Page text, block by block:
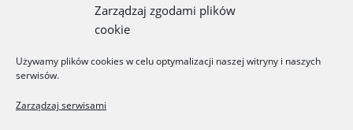
Zarządzaj zgodami plików
cookie
Używamy plików cookies w celu optymalizacji naszej witryny i naszych
serwisów.
Zarządzaj serwisami